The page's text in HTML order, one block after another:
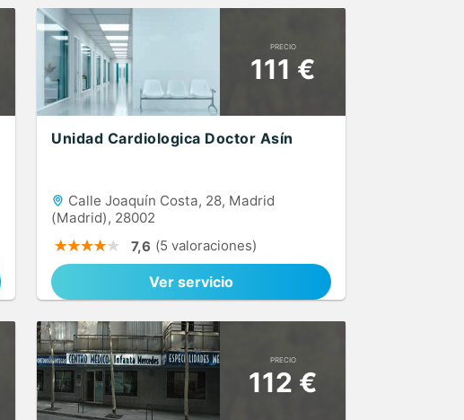
PRECIO
111 €
Unidad Cardiologica Doctor Asín
Calle Joaquín Costa, 28, Madrid
(Madrid), 28002
7,6 (5 valoraciones)
Ver servicio
PRECIO
112 €